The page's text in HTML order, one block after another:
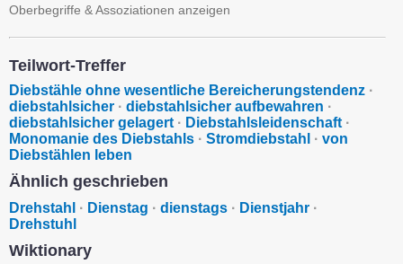
Oberbegriffe & Assoziationen anzeigen
Teilwort-Treffer
Diebstähle ohne wesentliche Bereicherungstendenz ·
diebstahlsicher · diebstahlsicher aufbewahren ·
diebstahlsicher gelagert · Diebstahlsleidenschaft ·
Monomanie des Diebstahls · Stromdiebstahl · von
Diebstählen leben
Ähnlich geschrieben
Drehstahl · Dienstag · dienstags · Dienstjahr ·
Drehstuhl
Wiktionary